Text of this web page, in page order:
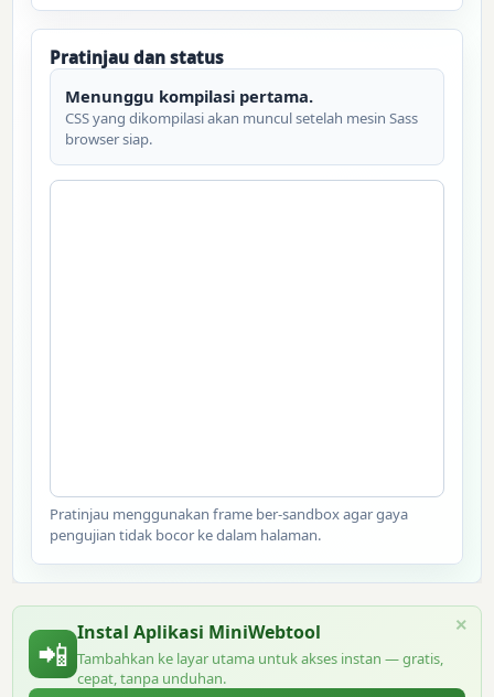
Pratinjau dan status
Menunggu kompilasi pertama.
CSS yang dikompilasi akan muncul setelah mesin Sass
browser siap.
Pratinjau menggunakan frame ber-sandbox agar gaya
pengujian tidak bocor ke dalam halaman.
📲
Instal Aplikasi MiniWebtool
Tambahkan ke layar utama untuk akses instan — gratis,
cepat, tanpa unduhan.
×